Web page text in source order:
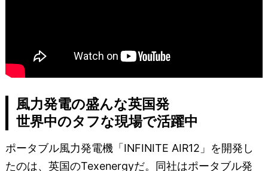
風力発電の盛んな英国発
世界中のタフな現場で活躍中
ポータブル風力発電機「INFINITE AIR12」を開発し
たのは、英国のTexenergyだ。同社はポータブル発